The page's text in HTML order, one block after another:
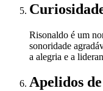
Risonaldo é um
sonoridade
a alegria e a
Apelidos